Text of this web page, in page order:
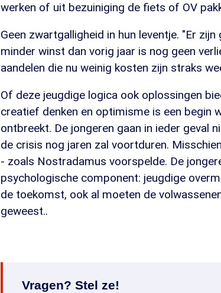
werken of uit bezuiniging de fiets of OV
Geen zwartgalligheid in hun leventje. "Er
minder winst dan vorig jaar is nog geen
aandelen die nu weinig kosten zijn straks
Of deze jeugdige logica ook oplossingen
creatief denken en optimisme is een begin
ontbreekt. De jongeren gaan in ieder geval
de crisis nog jaren zal voortduren.
- zoals Nostradamus voorspelde. De
psychologische component: jeugdige
de toekomst, ook al moeten de
geweest..
Vragen? Stel ze!